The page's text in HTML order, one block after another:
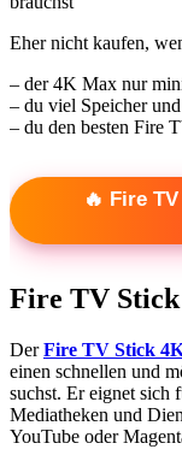
Eher nicht kaufen,
– der 4K Max nur
– du viel Speicher
– du den besten Fire
🔥 Fire
Fire TV
DerFire TV Stick
einen schnellen und
suchst. Er eignet
Mediatheken und
YouTube oder